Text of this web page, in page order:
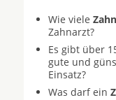
Wie viele
Zahnarzt?
Es gibt über
gute und
Einsatz?
Was darf ein